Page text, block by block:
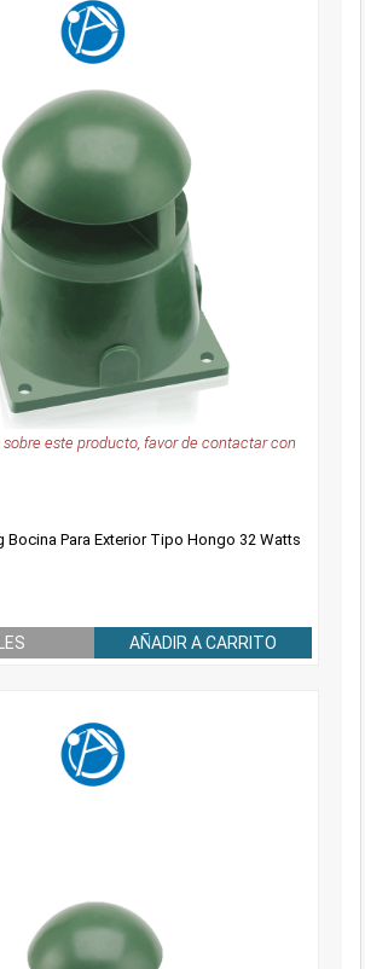
este producto, favor de contactar con
Bocina Para Exterior Tipo Hongo 32 Watts
AÑADIR A CARRITO